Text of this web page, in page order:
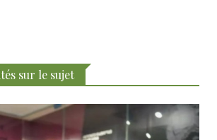
sur le sujet